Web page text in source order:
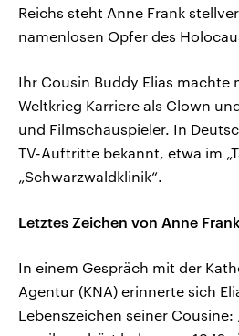
Reichs steht Anne Frank
namenlosen Opfer des
Ihr Cousin Buddy Elias machte
Weltkrieg Karriere als Clown
und Filmschauspieler. In
TV-Auftritte bekannt, etwa im
„Schwarzwaldklinik“.
Letztes Zeichen von Anne Frank
In einem Gespräch mit der
Agentur (KNA) erinnerte sich
Lebenszeichen seiner Cousine: